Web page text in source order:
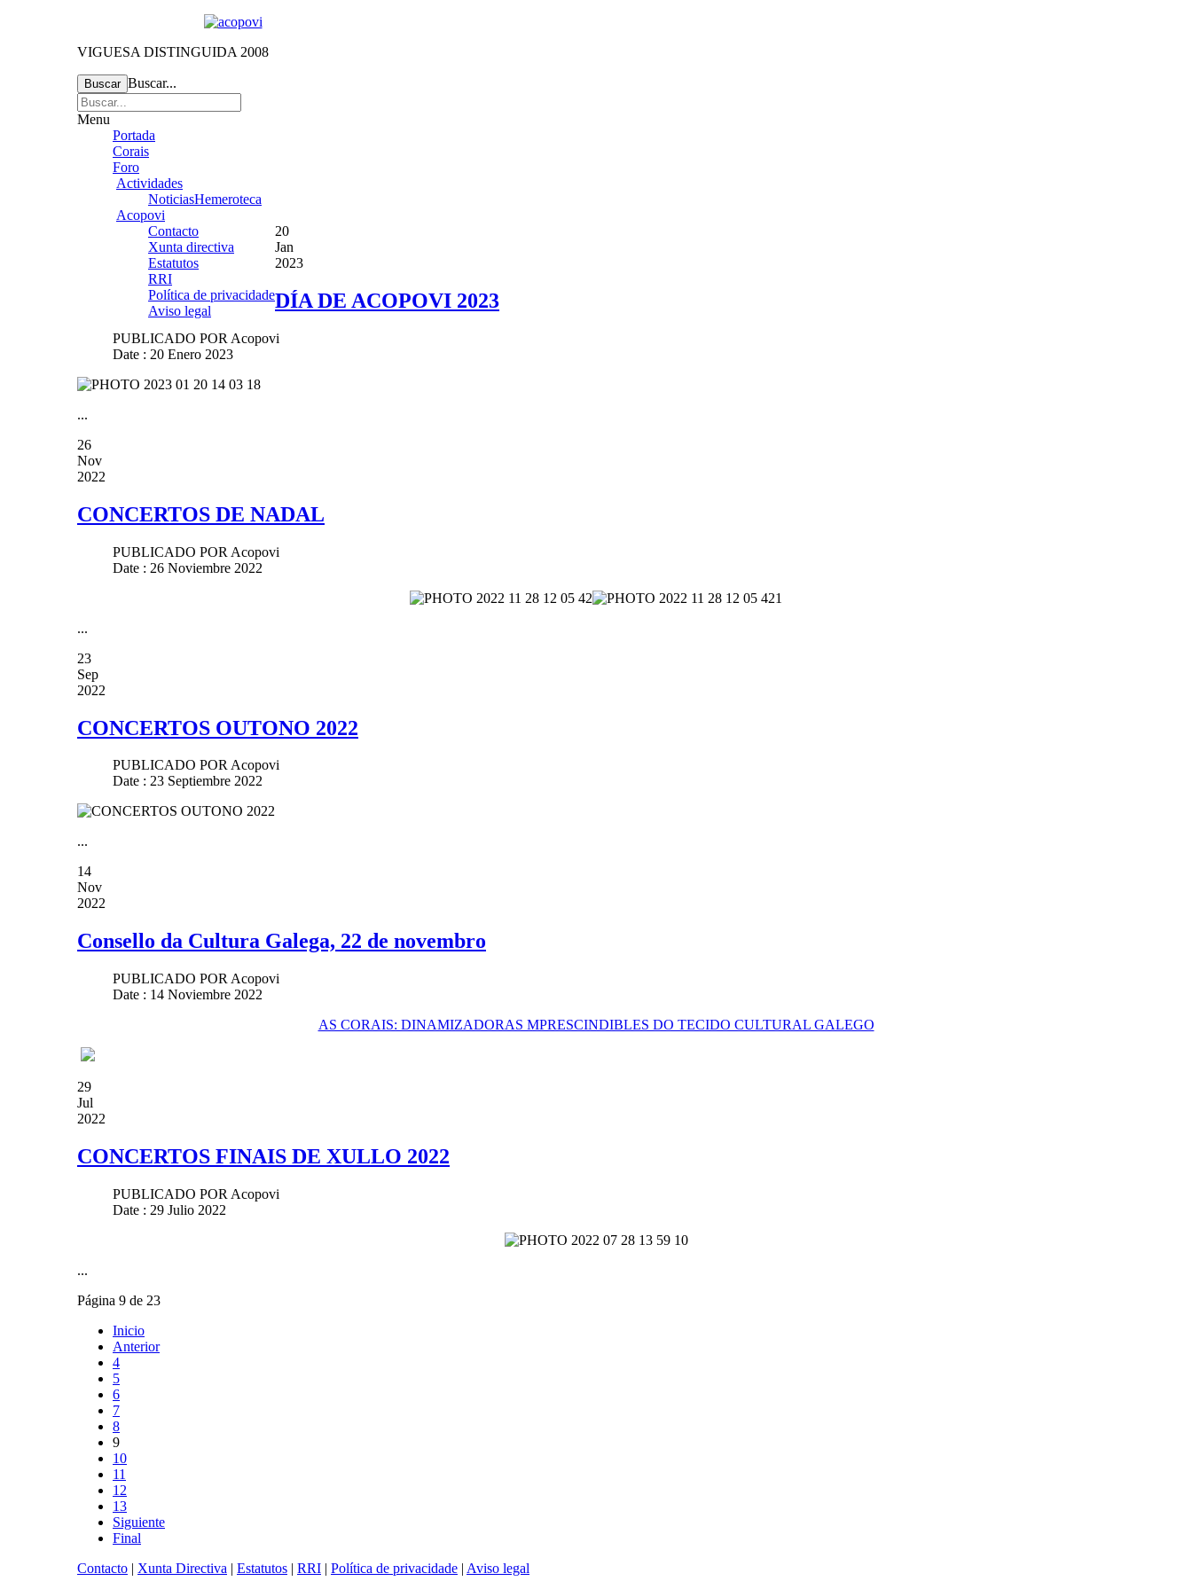
VIGUESA DISTINGUIDA 2008
Buscar Buscar...
Menu
Portada
Corais
Foro
Actividades
NoticiasHemeroteca
Acopovi
Contacto
Xunta directiva
Estatutos
RRI
Política de privacidade
Aviso legal
20
Jan
2023
DÍA DE ACOPOVI 2023
PUBLICADO POR Acopovi
Date : 20 Enero 2023
...
26
Nov
2022
CONCERTOS DE NADAL
PUBLICADO POR Acopovi
Date : 26 Noviembre 2022
...
23
Sep
2022
CONCERTOS OUTONO 2022
PUBLICADO PORAcopovi
Date : 23 Septiembre 2022
...
14
Nov
2022
Consello da Cultura Galega, 22 de novembro
PUBLICADO POR Acopovi
Date : 14 Noviembre 2022
AS CORAIS: DINAMIZADORAS MPRESCINDIBLES DO TECIDO CULTURAL GALEGO
29
Jul
2022
CONCERTOS FINAIS DE XULLO 2022
PUBLICADO POR Acopovi
Date : 29 Julio 2022
...
Página 9 de 23
Inicio
Anterior
4
5
6
7
8
9
10
11
12
13
Siguiente
Final
Contacto | Xunta Directiva | Estatutos | RRI | Política de privacidade | Aviso legal